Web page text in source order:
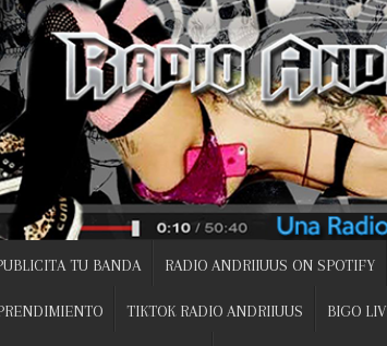
TU BANDA RADIO ANDRIIUUS ON SPOTIFY
TIKTOK RADIO ANDRIIUUS BIGO